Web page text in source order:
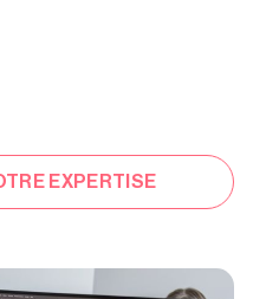
EXPERTISE